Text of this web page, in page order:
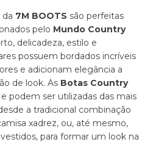
da 7M BOOTS são perfeitas
pelo Mundo Country
delicadeza, estilo e
possuem bordados incríveis
e adicionam elegância a
de look. As Botas Country
podem ser utilizadas das mais
a tradicional combinação
xadrez, ou, até mesmo,
para formar um look na